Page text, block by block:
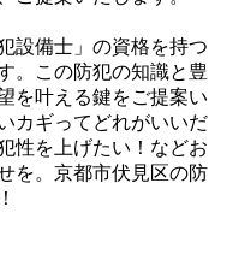
設備士」の資格を持つ
。この防犯の知識と豊
を叶える鍵をご提案い
カギってどれがいいだ
性を上げたい！などお
を。京都市伏見区の防